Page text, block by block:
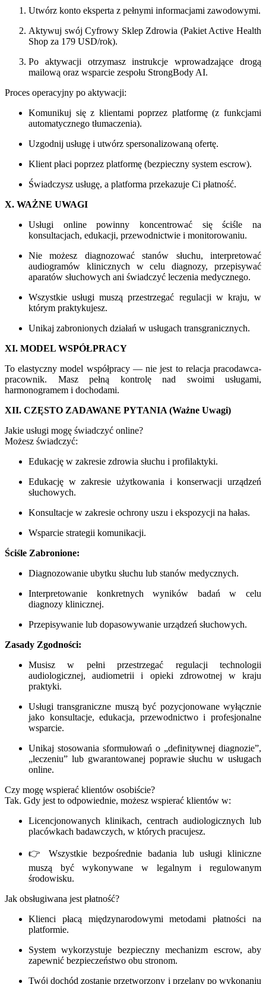
Utwórz konto eksperta z pełnymi informacjami zawodowymi.
Aktywuj swój Cyfrowy Sklep Zdrowia (Pakiet Active Health
Shop za 179 USD/rok).
Po aktywacji otrzymasz instrukcje wprowadzające drogą
mailową oraz wsparcie zespołu StrongBody AI.
Proces operacyjny po aktywacji:
Komunikuj się z klientami poprzez platformę (z funkcjami
automatycznego tłumaczenia).
Uzgodnij usługę i utwórz spersonalizowaną ofertę.
Klient płaci poprzez platformę (bezpieczny system escrow).
Świadczysz usługę, a platforma przekazuje Ci płatność.
X. WAŻNE UWAGI
Usługi online powinny koncentrować się ściśle na
konsultacjach, edukacji, przewodnictwie i monitorowaniu.
Nie możesz diagnozować stanów słuchu, interpretować
audiogramów klinicznych w celu diagnozy, przepisywać
aparatów słuchowych ani świadczyć leczenia medycznego.
Wszystkie usługi muszą przestrzegać regulacji w kraju, w
którym praktykujesz.
Unikaj zabronionych działań w usługach transgranicznych.
XI. MODEL WSPÓŁPRACY
To elastyczny model współpracy — nie jest to relacja pracodawca-
pracownik. Masz pełną kontrolę nad swoimi usługami,
harmonogramem i dochodami.
XII. CZĘSTO ZADAWANE PYTANIA (Ważne Uwagi)
Jakie usługi mogę świadczyć online?
Możesz świadczyć:
Edukację w zakresie zdrowia słuchu i profilaktyki.
Edukację w zakresie użytkowania i konserwacji urządzeń
słuchowych.
Konsultacje w zakresie ochrony uszu i ekspozycji na hałas.
Wsparcie strategii komunikacji.
Ściśle Zabronione:
Diagnozowanie ubytku słuchu lub stanów medycznych.
Interpretowanie konkretnych wyników badań w celu
diagnozy klinicznej.
Przepisywanie lub dopasowywanie urządzeń słuchowych.
Zasady Zgodności:
Musisz w pełni przestrzegać regulacji technologii
audiologicznej, audiometrii i opieki zdrowotnej w kraju
praktyki.
Usługi transgraniczne muszą być pozycjonowane wyłącznie
jako konsultacje, edukacja, przewodnictwo i profesjonalne
wsparcie.
Unikaj stosowania sformułowań o „definitywnej diagnozie”,
„leczeniu” lub gwarantowanej poprawie słuchu w usługach
online.
Czy mogę wspierać klientów osobiście?
Tak. Gdy jest to odpowiednie, możesz wspierać klientów w:
Licencjonowanych klinikach, centrach audiologicznych lub
placówkach badawczych, w których pracujesz.
👉 Wszystkie bezpośrednie badania lub usługi kliniczne
muszą być wykonywane w legalnym i regulowanym
środowisku.
Jak obsługiwana jest płatność?
Klienci płacą międzynarodowymi metodami płatności na
platformie.
System wykorzystuje bezpieczny mechanizm escrow, aby
zapewnić bezpieczeństwo obu stronom.
Twój dochód zostanie przetworzony i przelany po wykonaniu